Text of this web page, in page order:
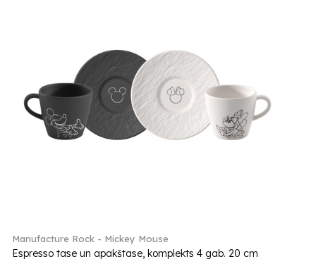
Manufacture Rock - Mickey Mouse
Espresso tase un apakštase, komplekts 4 gab. 20 cm